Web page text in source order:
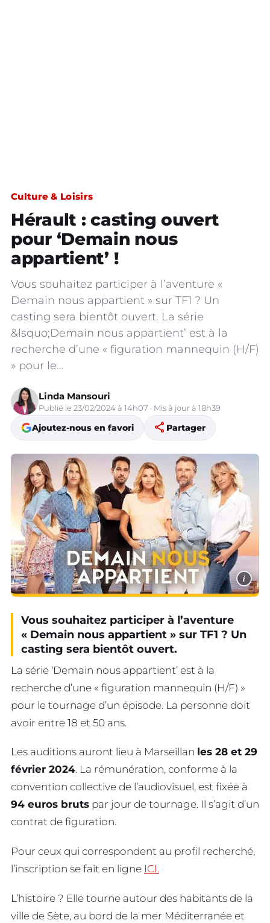
Culture & Loisirs
Hérault : casting ouvert
pour ‘Demain nous
appartient’ !
Vous souhaitez participer à l’aventure «
Demain nous appartient » sur TF1 ? Un
casting sera bientôt ouvert. La série
&lsquo;Demain nous appartient’ est à la
recherche d’une « figuration mannequin (H/F)
» pour le…
Linda Mansouri
Publié le 23/02/2024 à 14h07 · Mis à jour à 18h39
Ajoutez-nous en favori share Partager
i
Vous souhaitez participer à l’aventure
« Demain nous appartient » sur TF1 ? Un
casting sera bientôt ouvert.
La série ‘Demain nous appartient’ est à la
recherche d’une « figuration mannequin (H/F) »
pour le tournage d’un épisode. La personne doit
avoir entre 18 et 50 ans.
Les auditions auront lieu à Marseillan les 28 et 29
février 2024. La rémunération, conforme à la
convention collective de l’audiovisuel, est fixée à
94 euros bruts par jour de tournage. Il s’agit d’un
contrat de figuration.
Pour ceux qui correspondent au profil recherché,
l’inscription se fait en ligne ICI.
L’histoire ? Elle tourne autour des habitants de la
ville de Sète, au bord de la mer Méditerranée et